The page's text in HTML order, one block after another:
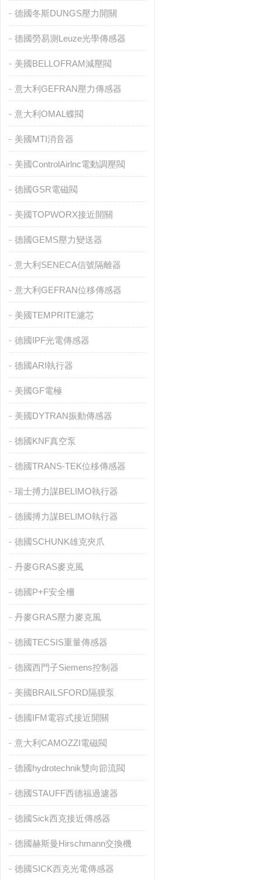
德國冬斯DUNGS壓力開關
德國勞易測Leuze光學傳感器
美國BELLOFRAM減壓閥
意大利GEFRAN壓力傳感器
意大利OMAL蝶閥
美國MTI消音器
美國ControlAirlnc電動調壓閥
德國GSR電磁閥
美國TOPWORX接近開關
德國GEMS壓力變送器
意大利SENECA信號隔離器
意大利GEFRAN位移傳感器
美國TEMPRITE濾芯
德國IPF光電傳感器
德國ARI執行器
美國GF電極
美國DYTRAN振動傳感器
德國KNF真空泵
德國TRANS-TEK位移傳感器
瑞士搏力謀BELIMO執行器
德國搏力謀BELIMO執行器
德國SCHUNK雄克夾爪
丹麥GRAS麥克風
德國P+F安全柵
丹麥GRAS壓力麥克風
德國TECSIS重量傳感器
德國西門子Siemens控制器
美國BRAILSFORD隔膜泵
德國IFM電容式接近開關
意大利CAMOZZI電磁閥
德國hydrotechnik雙向節流閥
德國STAUFF西德福過濾器
德國Sick西克接近傳感器
德國赫斯曼Hirschmann交換機
德國SICK西克光電傳感器